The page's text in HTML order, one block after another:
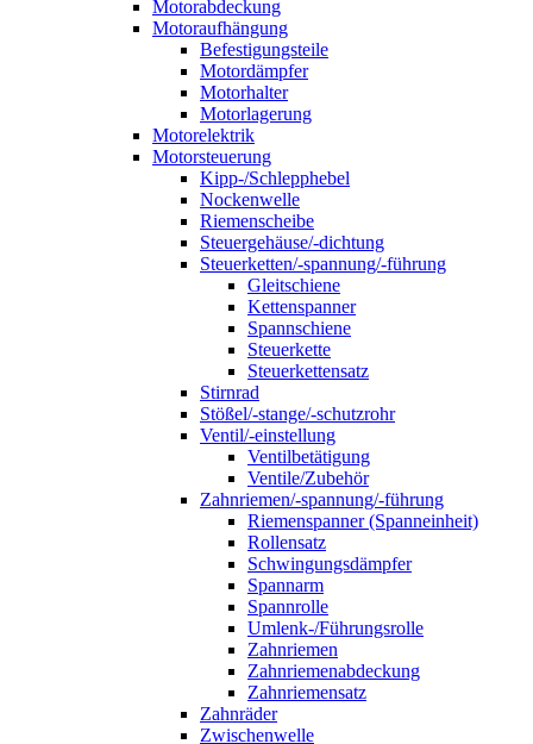
Motorabdeckung
Motoraufhängung
Befestigungsteile
Motordämpfer
Motorhalter
Motorlagerung
Motorelektrik
Motorsteuerung
Kipp-/Schlepphebel
Nockenwelle
Riemenscheibe
Steuergehäuse/-dichtung
Steuerketten/-spannung/-führung
Gleitschiene
Kettenspanner
Spannschiene
Steuerkette
Steuerkettensatz
Stirnrad
Stößel/-stange/-schutzrohr
Ventil/-einstellung
Ventilbetätigung
Ventile/Zubehör
Zahnriemen/-spannung/-führung
Riemenspanner (Spanneinheit)
Rollensatz
Schwingungsdämpfer
Spannarm
Spannrolle
Umlenk-/Führungsrolle
Zahnriemen
Zahnriemenabdeckung
Zahnriemensatz
Zahnräder
Zwischenwelle